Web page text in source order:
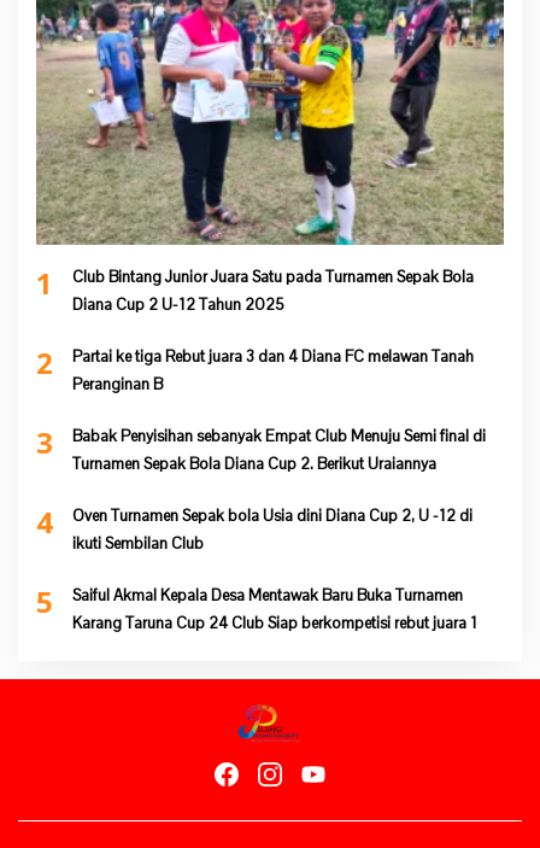
1
Club Bintang Junior Juara Satu pada Turnamen Sepak Bola
Diana Cup 2 U-12 Tahun 2025
2
Partai ke tiga Rebut juara 3 dan 4 Diana FC melawan Tanah
Peranginan B
3
Babak Penyisihan sebanyak Empat Club Menuju Semi final di
Turnamen Sepak Bola Diana Cup 2. Berikut Uraiannya
4
Oven Turnamen Sepak bola Usia dini Diana Cup 2, U -12 di
ikuti Sembilan Club
5
Saiful Akmal Kepala Desa Mentawak Baru Buka Turnamen
Karang Taruna Cup 24 Club Siap berkompetisi rebut juara 1